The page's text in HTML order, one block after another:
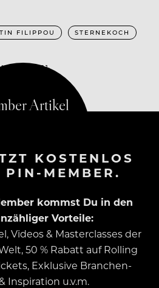
FILIPPOU STERNEKOCH
19, 2021
KOSTENLOS
PIN-MEMBER.
kommst Du in den
Vorteile:
Videos & Masterclasses der
50 % Rabatt auf Rolling
Exklusive Branchen-
Inspiration u.v.m.